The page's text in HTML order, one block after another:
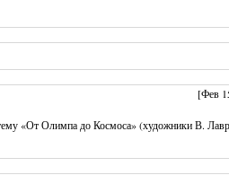
[Фев
«От Олимпа до Космоса» (художники В.